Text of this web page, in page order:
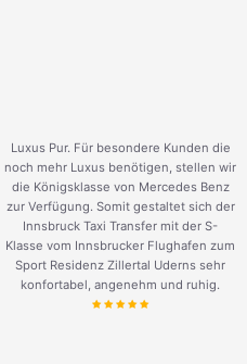
Luxus Pur. Für besondere Kunden die
noch mehr Luxus benötigen, stellen wir
die Königsklasse von Mercedes Benz
zur Verfügung. Somit gestaltet sich der
Innsbruck Taxi Transfer mit der S-
Klasse vom Innsbrucker Flughafen zum
Sport Residenz Zillertal Uderns sehr
konfortabel, angenehm und ruhig.